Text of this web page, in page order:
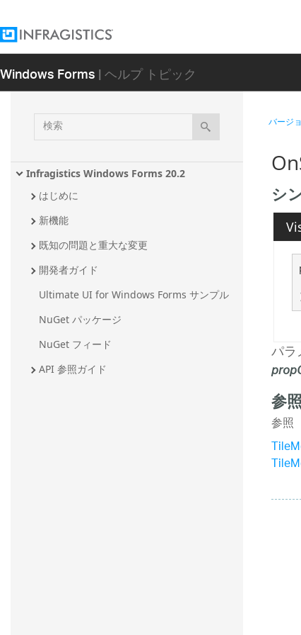
Windows Forms| ヘルプ トピック
検
索
Infragistics Windows Forms 20.2
はじめに
新機能
既知の問題と重大な変更
開発者ガイド
Ultimate UI for Windows Forms サンプル
NuGet パッケージ
NuGet フィード
API 参照ガイド
バージ
シ
パ
参
参照